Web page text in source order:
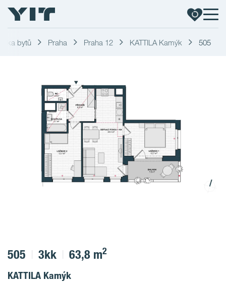
bytů Praha Praha 12 KATTILA Kamýk 505
505 3kk 63,8 m2
KATTILA Kamýk